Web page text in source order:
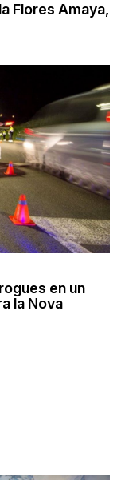
Flores Amaya,
en un
la Nova